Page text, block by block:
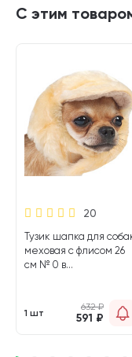
С этим
20
Тузик шапка для
меховая с флисом 26
см № 0 в
1 шт
632₽
591 ₽